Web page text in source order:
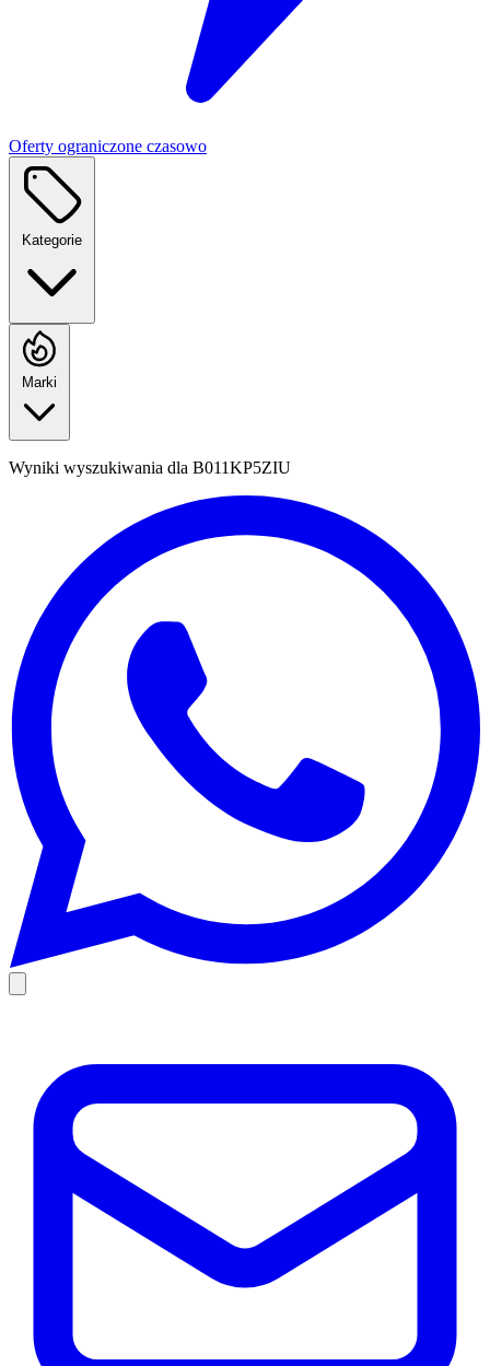
Oferty ograniczone czasowo
Kategorie
Marki
Wyniki wyszukiwania dla B011KP5ZIU